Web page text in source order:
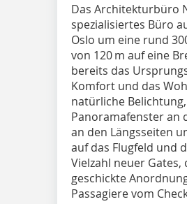
Das Architekturbüro
spezialisiertes Büro
Oslo um eine rund
von 120 m auf eine
bereits das
Komfort und das
natürliche
Panoramafenster an
an den Längsseiten
auf das Flugfeld und
Vielzahl neuer
geschickte
Passagiere vom